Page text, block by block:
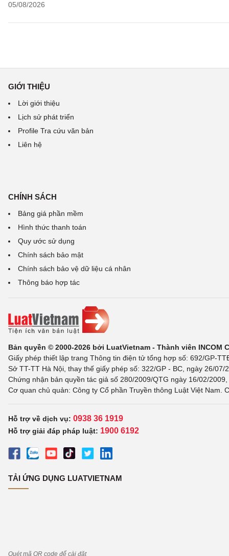
05/08/2026
GIỚI THIỆU
Lời giới thiệu
Lịch sử phát triển
Profile Tra cứu văn bản
Liên hệ
CHÍNH SÁCH
Bảng giá phần mềm
Hình thức thanh toán
Quy ước sử dụng
Chính sách bảo mật
Chính sách bảo vệ dữ liệu cá nhân
Thông báo hợp tác
Bản quyền © 2000-2026 bởi LuatVietnam - Thành viên INCOM
Giấy phép thiết lập trang Thông tin điện tử tổng hợp số: 692/GP-
Sở TT-TT Hà Nội, thay thế giấy phép số: 322/GP - BC, ngày 26/
Chứng nhận bản quyền tác giả số 280/2009/QTG ngày 16/02/
Cơ quan chủ quản: Công ty Cổ phần Truyền thông Luật Việt Nam.
Hỗ trợ về dịch vụ: 0938 36 1919
Hỗ trợ giải đáp pháp luật: 1900 6192
TẢI ỨNG DỤNG LUATVIETNAM
Quét mã QR code để cài đặt